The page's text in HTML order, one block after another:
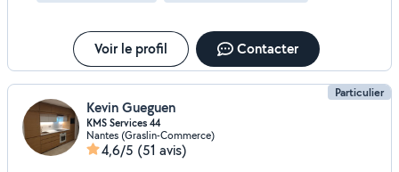
Voir le profil Contacter
Particulier
Kevin Gueguen
KMS Services 44
Nantes (Graslin-Commerce)
4,6/5 (51 avis)